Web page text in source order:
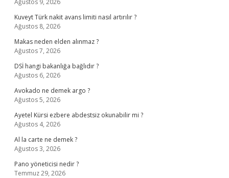
Ağustos 9, 2026
Kuveyt Türk nakit avans limiti nasıl artırılır ?
Ağustos 8, 2026
Makas neden elden alınmaz ?
Ağustos 7, 2026
DSİ hangi bakanlığa bağlıdır ?
Ağustos 6, 2026
Avokado ne demek argo ?
Ağustos 5, 2026
Ayetel Kürsi ezbere abdestsiz okunabilir mi ?
Ağustos 4, 2026
Al la carte ne demek ?
Ağustos 3, 2026
Pano yöneticisi nedir ?
Temmuz 29, 2026